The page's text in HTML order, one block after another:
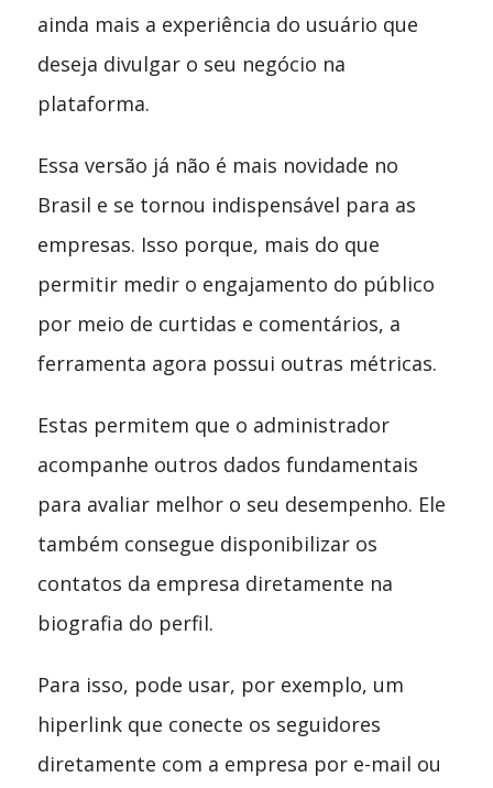
ainda mais a experiência do usuário que
deseja divulgar o seu negócio na
plataforma.
Essa versão já não é mais novidade no
Brasil e se tornou indispensável para as
empresas. Isso porque, mais do que
permitir medir o engajamento do público
por meio de curtidas e comentários, a
ferramenta agora possui outras métricas.
Estas permitem que o administrador
acompanhe outros dados fundamentais
para avaliar melhor o seu desempenho. Ele
também consegue disponibilizar os
contatos da empresa diretamente na
biografia do perfil.
Para isso, pode usar, por exemplo, um
hiperlink que conecte os seguidores
diretamente com a empresa por e-mail ou